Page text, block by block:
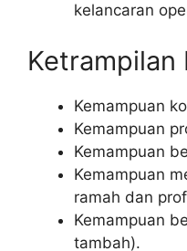
kelancaran
Ketrampilan
Kemampuan
Kemampuan
Kemampuan
Kemampuan
ramah dan
Kemampuan
tambah).